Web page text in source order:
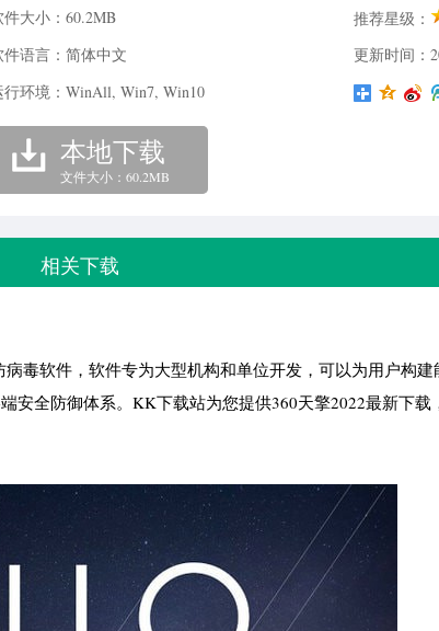
件大小：60.2MB
推荐星级：
件语言：简体中文
更新时间：
行环境：WinAll, Win7, Win10
本地下载
文件大小：60.2MB
相关下载
毒软件，软件专为大型机构和单位开发，可以为用户构
安全防御体系。KK下载站为您提供360天擎2022最新下